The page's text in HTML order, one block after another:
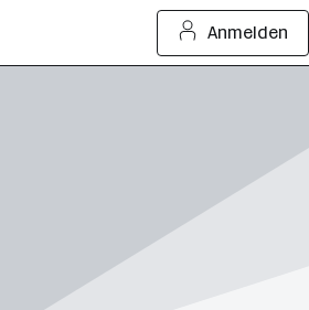
Anmelden